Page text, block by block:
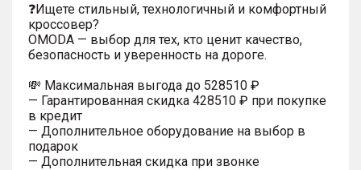
❓Ищете стильный, технологичный и комфортный
кроссовер?
OMODA — выбор для тех, кто ценит качество,
безопасность и уверенность на дороге.
💸 Максимальная выгода до 528510 ₽
— Гарантированная скидка 428510 ₽ при покупке
в кредит
— Дополнительное оборудование на выбор в
подарок
— Дополнительная скидка при звонке